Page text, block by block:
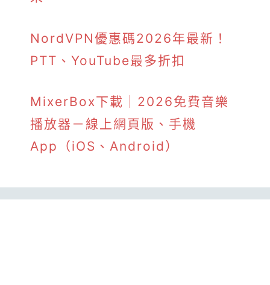
NordVPN優惠碼2026年最新！
PTT、YouTube最多折扣
MixerBox下載｜2026免費音樂
播放器－線上網頁版、手機
App（iOS、Android）